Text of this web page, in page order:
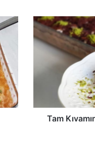
Tam
Kıvamında
Sütlü
Baklava
Tam